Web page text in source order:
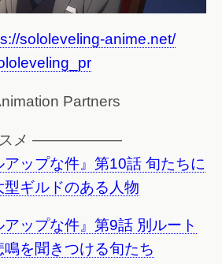
sololeveling-anime.net/
Partners
スメ ——————
アップな件』第10話 旬たちに
ギルドのある人物
アップな件』第9話 別ルート
を聞きつける旬たち